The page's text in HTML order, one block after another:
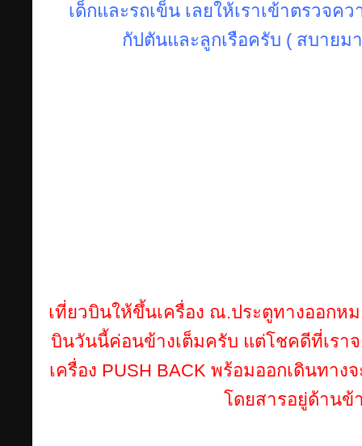
เด็กและรถเข็น เลยให้เราเข้าตรวจค
กัปตันและลูกเรือครับ ( สบายม
เที่ยวบินให้ขึ้นเครื่อง ณ.ประตูทางออกหม
บินวันนี้ค่อนข้างเต็มครับ แต่โชคดีที่เรา
เครื่อง PUSH BACK พร้อมออกเดินทาง
โดยสารอยู่ด้านข้